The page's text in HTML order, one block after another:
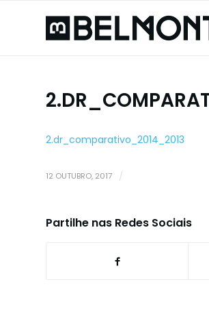
2.dr_comparativo_2014_2013
12 OUTUBRO, 2017 /
Partilhe nas Redes Sociais